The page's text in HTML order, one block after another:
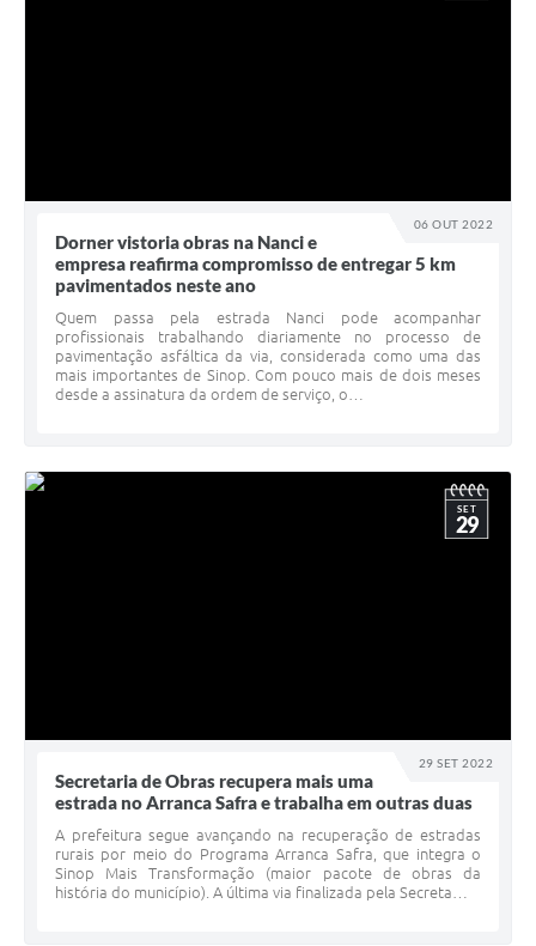
06 OUT 2022
Dorner vistoria obras na Nanci e
empresa reafirma compromisso de entregar 5 km
pavimentados neste ano
Quem passa pela estrada Nanci pode acompanhar
profissionais trabalhando diariamente no processo de
pavimentação asfáltica da via, considerada como uma das
mais importantes de Sinop. Com pouco mais de dois meses
desde a assinatura da ordem de serviço, o…
29 SET 2022
SET
29
Secretaria de Obras recupera mais uma
estrada no Arranca Safra e trabalha em outras duas
A prefeitura segue avançando na recuperação de estradas
rurais por meio do Programa Arranca Safra, que integra o
Sinop Mais Transformação (maior pacote de obras da
história do município). A última via finalizada pela Secreta…